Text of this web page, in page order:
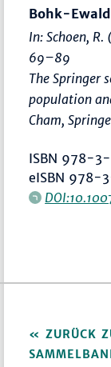
Bohk-
In: Schoen, R.
69–89
The Springer
population
Cham,
ISBN 978-
eISBN
ZURÜCK